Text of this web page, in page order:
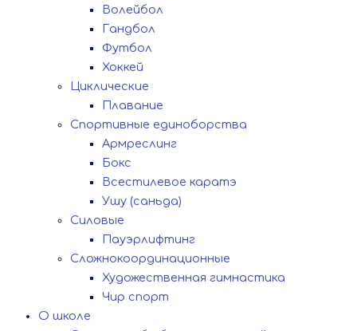
Волейбол
Гандбол
Футбол
Хоккей
Циклические
Плавание
Спортивные единоборства
Армреслинг
Бокс
Всестилевое каратэ
Ушу (саньда)
Силовые
Пауэрлифтинг
Сложнокоординационные
Художественная гимнастика
Чир спорт
О школе